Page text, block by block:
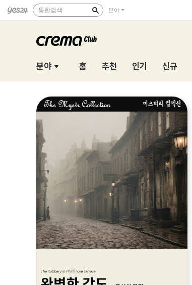
통합검색 분야
분야 홈 추천 인기 신규